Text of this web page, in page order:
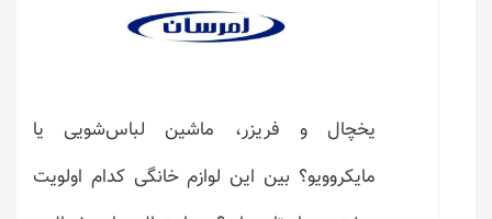
یخچال و فریزر، ماشین لباس‌شویی یا
مایکروویو؟ بین این لوازم خانگی کدام اولویت